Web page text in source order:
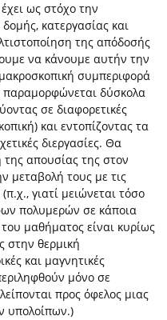
ως στόχο την
κατεργασίας και
της απόδοσής
να κάνουμε αυτήν την
συμπεριφορά
παραμορφώνεται δύσκολα
σε διαφορετικές
και εντοπίζοντας τα
διεργασίες. Θα
απουσίας της στον
μεταβολή τους με τις
γιατί μειώνεται τόσο
πολυμερών σε κάποια
μαθήματος είναι κυρίως
στην θερμική
και μαγνητικές
μόνο σε
προς όφελος μιας
υπολοίπων.)